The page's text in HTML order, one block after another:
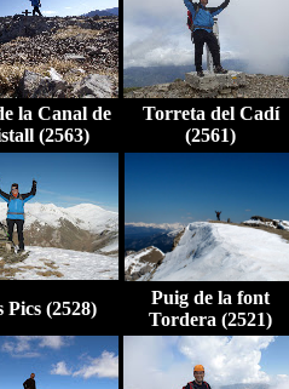
la Canal de
(2563)
Torreta del Cadí
(2561)
Pics (2528)
Puig de la font
Tordera (2521)